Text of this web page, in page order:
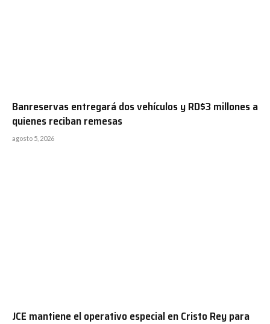
Banreservas entregará dos vehículos y RD$3 millones a
quienes reciban remesas
agosto 5, 2026
JCE mantiene el operativo especial en Cristo Rey para